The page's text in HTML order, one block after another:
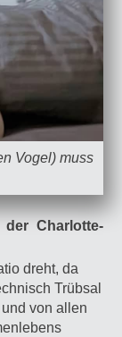
Vogel) muss
Charlotte-
dreht, da
Trübsal
von allen